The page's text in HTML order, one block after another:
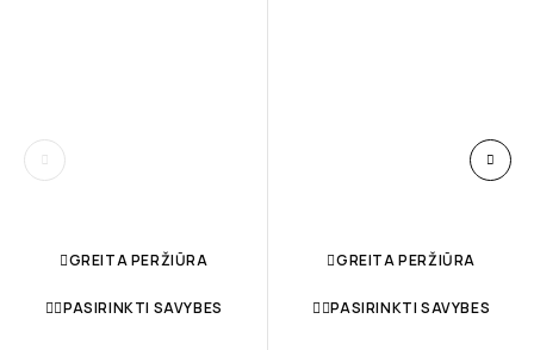
GREITA PERŽIŪRA
PASIRINKTI SAVYBES
GREITA PERŽIŪRA
PASIRINKTI SAVYBES